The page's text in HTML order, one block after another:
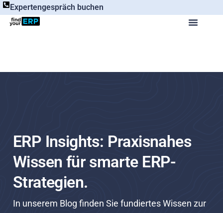
Expertengespräch buchen
ERP Insights: Praxisnahes
Wissen für smarte ERP-
Strategien.
In unserem Blog finden Sie fundiertes Wissen zur